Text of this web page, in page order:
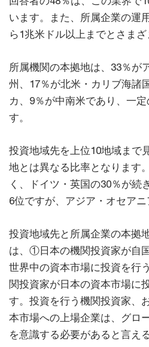
います。また、所属企業の運
ら1兆米ドル以上までとさまざ
所属機関の本拠地は、33％が
州、17％が北米・カリブ海諸
カ、9％が中南米であり、一
す。
投資地域先を上位10地域まで
地とは異なる比率となります
く、ドイツ・英国の30％が続
6位ですが、アジア・オセアニ
投資地域先と所属企業の本拠
は、①日本の機関投資家が自
世界中の資本市場に投資を行
関投資家が日本の資本市場に
す。投資を行う機関投資家、
本市場への上場企業は、グロ
を意識する必要があると言え